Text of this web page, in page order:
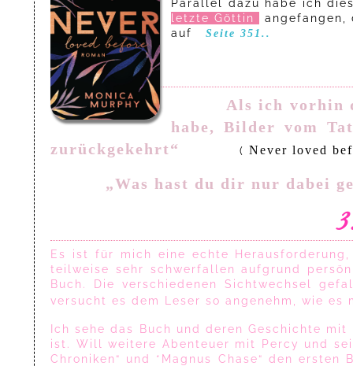
Parallel dazu habe ich
letzte Göttin
angefangen,
auf
Seite 351..
Als ich vorhin
habe, Bilder vom
zurückgekehrt“
( Never loved
„Was hast du dir nur dabei
3.
Es ist für mich eine echte
teilweise sehr schwerfallen aufgrund
Buch. Die verschiedenen Sichtwechsel
versucht es dem Leser so angenehm, wie
Ich sehe das Buch und deren Geschichte
ist. Will weitere Abenteuer mit Percy und
Chroniken“ und *Magnus Chase“ den